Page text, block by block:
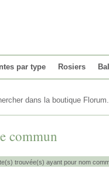
par type Rosiers
commun
trouvée(s) ayant pour nom